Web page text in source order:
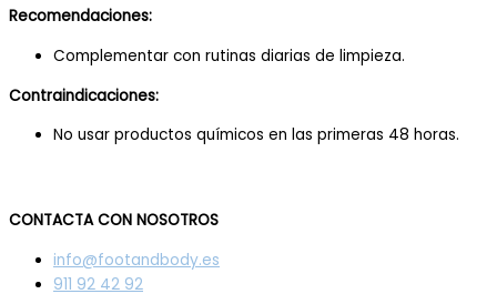
Recomendaciones:
Complementar con rutinas diarias de limpieza.
Contraindicaciones:
No usar productos químicos en las primeras 48 horas.
CONTACTA CON NOSOTROS
info@footandbody.es
911 92 42 92